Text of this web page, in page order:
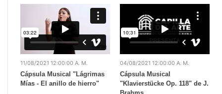
11/08/2021 12:00:00 A. M.
Cápsula Musical "Lágrimas
Mías - El anillo de hierro"
04/08/2021 12:00:00 A. M.
Cápsula Musical
"Klavierstücke Op. 118" de J.